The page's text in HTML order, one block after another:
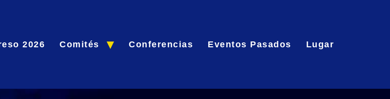
2026 Comités Conferencias Eventos Pasados Lugar